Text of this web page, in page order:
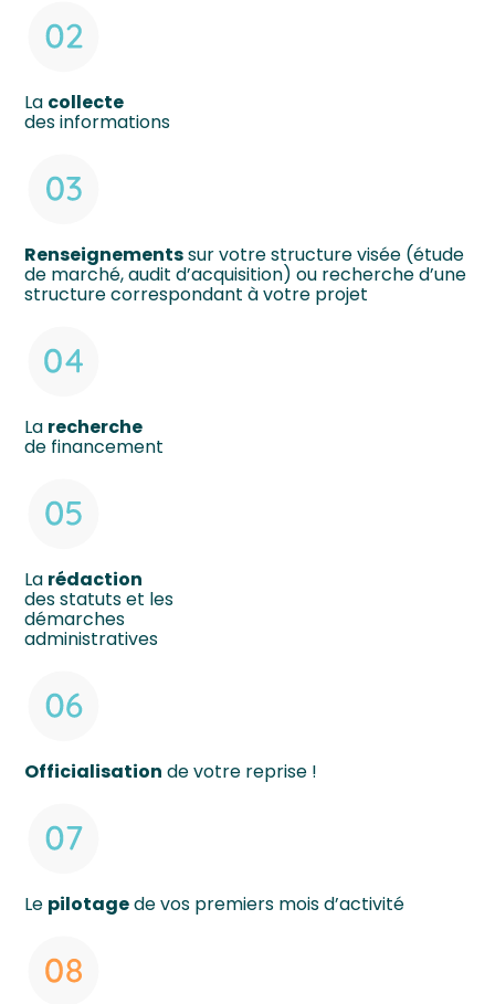
La collecte
des informations
Renseignementssur votre structure visée (étude
de marché, audit d’acquisition) ou recherche d’une
structure correspondant à votre projet
La recherche
de financement
La rédaction
des statuts et les
démarches
administratives
Officialisation de votre reprise !
Le pilotagede vos premiers mois d’activité